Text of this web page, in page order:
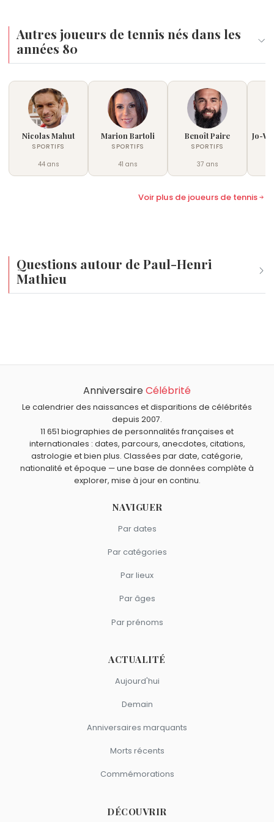
en France.
Autres joueurs de tennis nés dans les
années 80
Nicolas Mahut
SPORTIFS
44 ans
Marion Bartoli
SPORTIFS
41 ans
Benoît Paire
SPORTIFS
37 ans
Jo-
Voir plus de joueurs de tennis
Questions autour de Paul-Henri
Mathieu
David Poisson,Frédéric Michalak
MahutetMarion Rollandsont nés en 1982.
Quels sportifs français sont du signe Capricorne comme
Paul-Henri Mathieu ?
Jacques Anquetil Lilian Thuram,Élodie Clouvel
Elye Wahi
Basile Bolisont du signe Capricorne.
AnniversaireCélébrité
Le calendrier des naissances et disparitions de célébrités
depuis 2007.
11 651 biographies de personnalités françaises et
internationales : dates, parcours, anecdotes, citations,
astrologie et bien plus. Classées par date, catégorie,
nationalité et époque — une base de données complète à
explorer, mise à jour en continu.
NAVIGUER
Par dates
Par catégories
Par lieux
Par âges
Par prénoms
ACTUALITÉ
Aujourd'hui
Demain
Anniversaires marquants
Morts récents
Commémorations
DÉCOUVRIR